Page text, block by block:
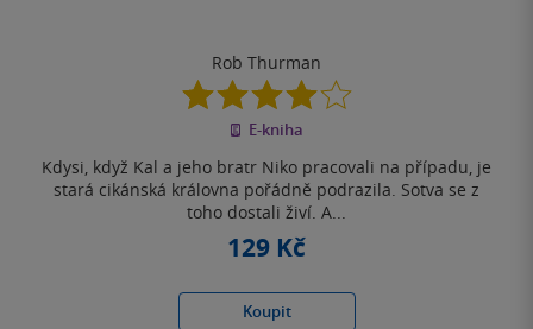
Rob Thurman
4.0
z
5
E-kniha
Kdysi, když Kal a jeho bratr Niko pracovali na případu, je
stará cikánská královna pořádně podrazila. Sotva se z
toho dostali živí. A...
129 Kč
Koupit